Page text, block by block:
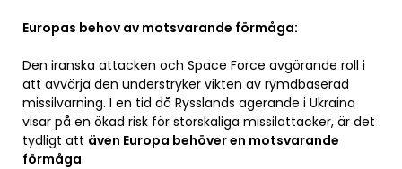
Europas behov av motsvarande förmåga:
Den iranska attacken och Space Force avgörande roll i
att avvärja den understryker vikten av rymdbaserad
missilvarning. I en tid då Rysslands agerande i Ukraina
visar på en ökad risk för storskaliga missilattacker, är det
tydligt att även Europa behöver en motsvarande
förmåga.